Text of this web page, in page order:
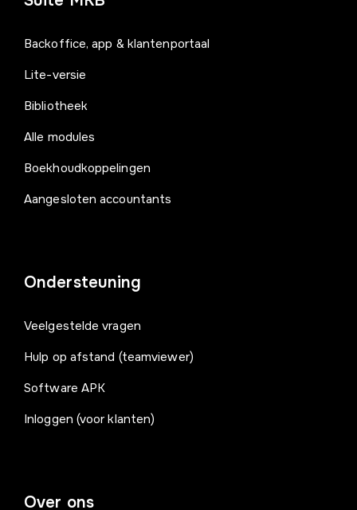
Backoffice, app & klantenportaal
Lite-versie
Bibliotheek
Alle modules
Boekhoudkoppelingen
Aangesloten accountants
Ondersteuning
Veelgestelde vragen
Hulp op afstand (teamviewer)
Software APK
Inloggen (voor klanten)
Over ons